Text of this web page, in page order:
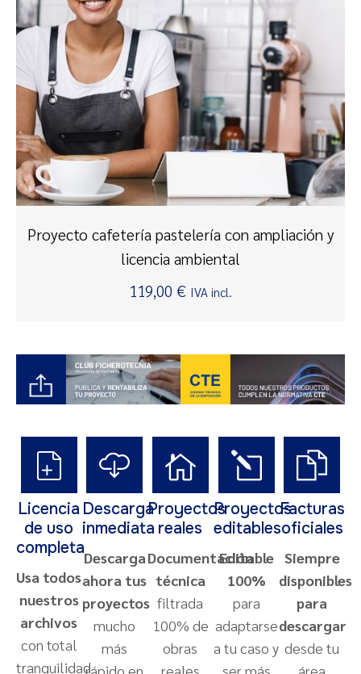
Proyecto cafetería pastelería con ampliación y
licencia ambiental
119,00 € IVA incl.
Licencia
de uso
completa
Usa todos
nuestros
archivos
con total
tranquilidad
Descarga
inmediata
Descarga
ahora tus
proyectos
mucho
más
Proyectos
reales
Documentación
técnica
filtrada
100% de
obras
Proyectos
editables
Editable
100%
para
adaptarse
a tu caso y
Facturas
oficiales
Siempre
disponibles
para
descargar
desde tu